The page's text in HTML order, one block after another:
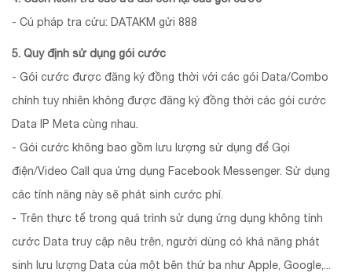
- Cú pháp tra cứu: DATAKM gửi 888
5. Quy định sử dụng gói cước
- Gói cước được đăng ký đồng thời với các gói Data/Combo
chính tuy nhiên không được đăng ký đồng thời các gói cước
Data IP Meta cùng nhau.
- Gói cước không bao gồm lưu lượng sử dụng để Gọi
điện/Video Call qua ứng dụng Facebook Messenger. Sử dụng
các tính năng này sẽ phát sinh cước phí.
- Trên thực tế trong quá trình sử dụng ứng dụng không tính
cước Data truy cập nêu trên, người dùng có khả năng phát
sinh lưu lượng Data của một bên thứ ba như Apple, Google,...